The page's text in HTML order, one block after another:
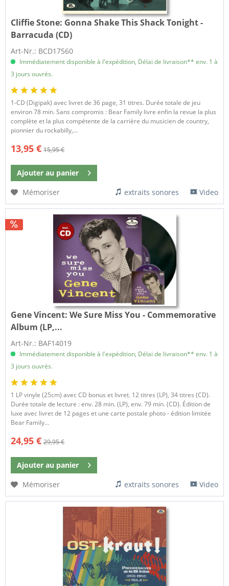
Cliffie Stone: Gonna Shake This Shack Tonight -
Barracuda (CD)
Art-Nr.: BCD17560
Immédiatement disponible à l'expédition, Délai de livraison** env. 1 à
3 jours ouvrés.
1-CD (Digipak) avec livret de 36 page, 31 titres. Durée totale de jeu
environ 78 min. Sans compromis : Bear Family livre enfin la revue la plus
complète et la plus compétente de la carrière du musicien de country,
pionnier du rockabilly,...
13,95 € 15,95 €
Ajouter au panier
Mémoriser
extraits sonores Video
Gene Vincent:We Sure Miss You - Commemorative
Album (LP,...
Art-Nr.: BAF14019
Immédiatement disponible à l'expédition, Délai de livraison** env. 1 à
3 jours ouvrés.
1 LP vinyle (25cm) avec CD bonus et livret. 12 titres (LP), 34 titres (CD).
Durée totale de lecture : env. 28 min. (LP), env. 79 min. (CD). Édition de
luxe avec livret de 12 pages et une carte postale photo - édition limitée
Bear Family...
24,95 € 29,95 €
Ajouter au panier
Mémoriser
extraits sonores Video